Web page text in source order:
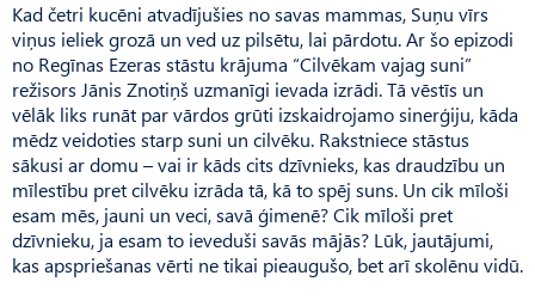
Kad četri kucēni atvadījušies no savas mammas, Suņu vīrs
viņus ieliek grozā un ved uz pilsētu, lai pārdotu. Ar šo epizodi
no Regīnas Ezeras stāstu krājuma “Cilvēkam vajag suni”
režisors Jānis Znotiņš uzmanīgi ievada izrādi. Tā vēstīs un
vēlāk liks runāt par vārdos grūti izskaidrojamo sinerģiju, kāda
mēdz veidoties starp suni un cilvēku. Rakstniece stāstus
sākusi ar domu – vai ir kāds cits dzīvnieks, kas draudzību un
mīlestību pret cilvēku izrāda tā, kā to spēj suns. Un cik mīloši
esam mēs, jauni un veci, savā ģimenē? Cik mīloši pret
dzīvnieku, ja esam to ieveduši savās mājās? Lūk, jautājumi,
kas apspriešanas vērti ne tikai pieaugušo, bet arī skolēnu vidū.